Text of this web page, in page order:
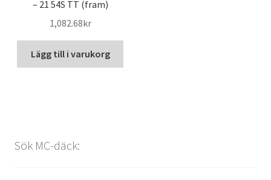
– 21 54S TT (fram)
1,082.68kr
Lägg till i varukorg
Sök MC-däck: